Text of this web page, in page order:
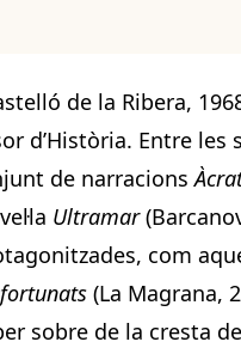
de la Ribera,
d’Història. Entre les
de narracions
Ultramar
com
(La Magrana,
sobre de la cresta